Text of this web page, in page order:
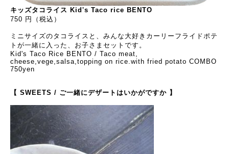
キッズタコライス Kid's Taco rice BENTO
750 円（税込）
ミニサイズのタコライスと、みんな大好きカーリーフライドポテ
トが一緒に入った、お子さまセットです。
Kid's Taco Rice BENTO / Taco meat,
cheese,vege,salsa,topping on rice.with fried potato COMBO
750yen
【 SWEETS / ご一緒にデザートはいかがですか 】